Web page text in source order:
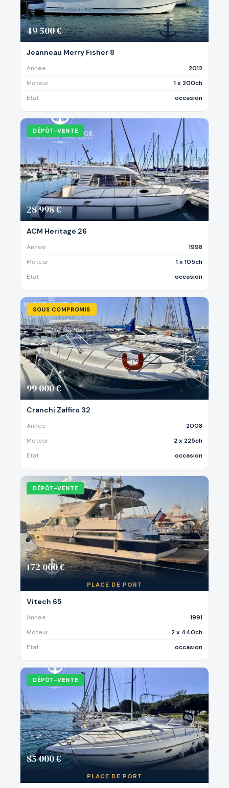
49 500 €
Jeanneau Merry Fisher 8
Annee
2012
Moteur
1 x 200ch
Etat
occasion
DÉPÔT-VENTE
28 998 €
ACM Heritage 26
Annee
1998
Moteur
1 x 105ch
Etat
occasion
SOUS COMPROMIS
99 000 €
Cranchi Zaffiro 32
Annee
2008
Moteur
2 x 225ch
Etat
occasion
DÉPÔT-VENTE
172 000 €
PLACE DE PORT
Vitech 65
Annee
1991
Moteur
2 x 440ch
Etat
occasion
DÉPÔT-VENTE
85 000 €
PLACE DE PORT